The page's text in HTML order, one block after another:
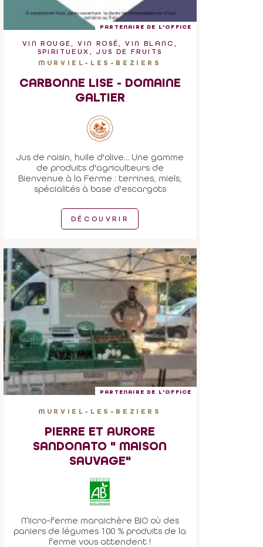
PARTENAIRE DE L'OFFICE
VIN ROUGE, VIN ROSÉ, VIN BLANC,
SPIRITUEUX, JUS DE FRUITS
MURVIEL-LES-BEZIERS
CARBONNE LISE - DOMAINE
GALTIER
Jus de raisin, huile d'olive... Une gamme
de produits d'agriculteurs de
Bienvenue à la Ferme : terrines, miels,
spécialités à base d'escargots
DÉCOUVRIR
PARTENAIRE DE L'OFFICE
MURVIEL-LES-BEZIERS
PIERRE ET AURORE
SANDONATO " MAISON
SAUVAGE"
Micro-ferme maraichère BIO où des
paniers de légumes 100 % produits de la
ferme vous attendent !